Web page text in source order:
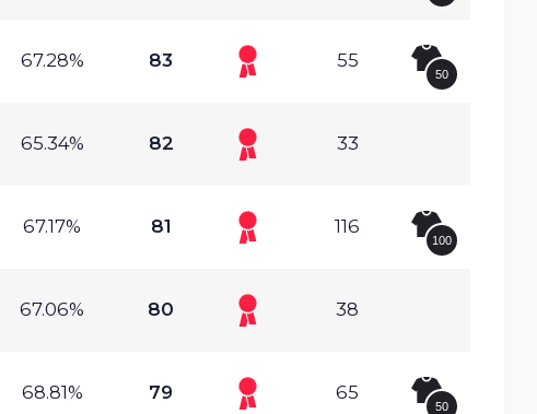
67.28% 83 55
50
65.34% 82 33
67.17% 81 116
100
67.06% 80 38
68.81% 79 65
50